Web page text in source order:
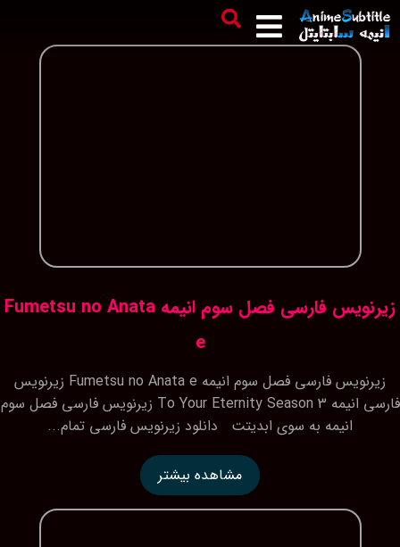
زیرنویس فارسی فصل سوم انیمه Fumetsu no Anata
e
زیرنویس فارسی فصل سوم انیمه Fumetsu no Anata e زیرنویس
فارسی انیمه To Your Eternity Season 3 زیرنویس فارسی فصل سوم
انیمه به سوی ابدیتت دانلود زیرنویس فارسی تمام...
مشاهده بیشتر